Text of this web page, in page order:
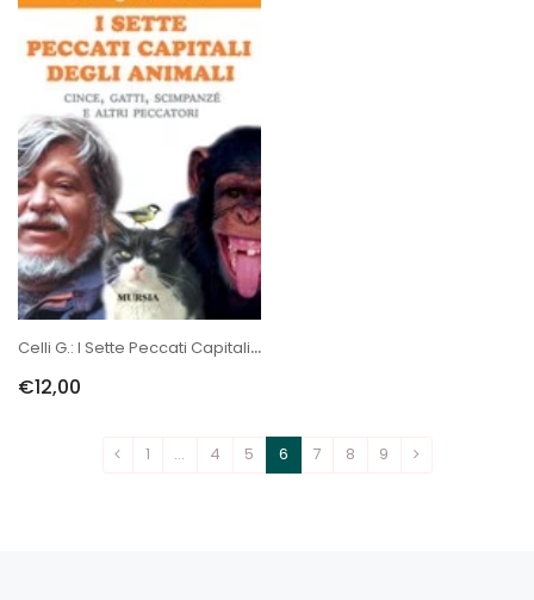
Celli G.: I Sette Peccati Capitali Degli Animali
€12,00
1 … 4 5 6 7 8 9